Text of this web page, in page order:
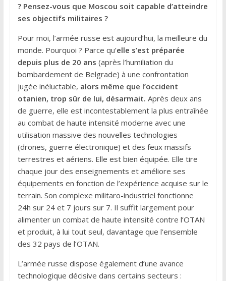
? Pensez-vous que Moscou soit capable d’atteindre
ses objectifs militaires ?
Pour moi, l’armée russe est aujourd’hui, la meilleure du
monde. Pourquoi ? Parce qu’elle s’est préparée
depuis plus de 20 ans (après l’humiliation du
bombardement de Belgrade) à une confrontation
jugée inéluctable, alors même que l’occident
otanien, trop sûr de lui, désarmait. Après deux ans
de guerre, elle est incontestablement la plus entraînée
au combat de haute intensité moderne avec une
utilisation massive des nouvelles technologies
(drones, guerre électronique) et des feux massifs
terrestres et aériens. Elle est bien équipée. Elle tire
chaque jour des enseignements et améliore ses
équipements en fonction de l’expérience acquise sur le
terrain. Son complexe militaro-industriel fonctionne
24h sur 24 et 7 jours sur 7. Il suffit largement pour
alimenter un combat de haute intensité contre l’OTAN
et produit, à lui tout seul, davantage que l’ensemble
des 32 pays de l’OTAN.
L’armée russe dispose également d’une avance
technologique décisive dans certains secteurs :